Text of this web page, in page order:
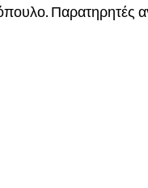
Παρατηρητές